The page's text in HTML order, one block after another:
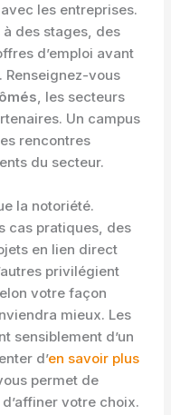
les entreprises.
des stages, des
d’emploi avant
vous
, les secteurs
Un campus
rencontres
du secteur.
la notoriété.
cas pratiques, des
en lien direct
privilégient
votre façon
mieux. Les
sensiblement d’un
d’en savoir plus
permet de
votre choix.